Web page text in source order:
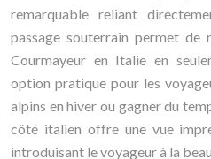
remarquable reliant
passage souterrain permet de
Courmayeur en Italie en
option pratique pour les
alpins en hiver ou gagner du
côté italien offre une vue
introduisant le voyageur à la